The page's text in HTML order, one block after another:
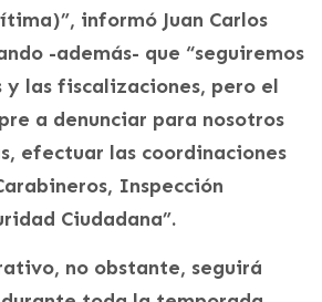
informó Juan Carlos
-además- que “seguiremos
y las fiscalizaciones, pero el
a denunciar para nosotros
efectuar las coordinaciones
Inspección
Ciudadana”.
no obstante, seguirá